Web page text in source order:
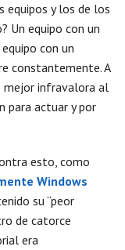
equipos y los de los
Un equipo con un
con un
constantemente. A
mejor infravalora al
para actuar y por
esto, como
Windows
su “peor
de catorce
era